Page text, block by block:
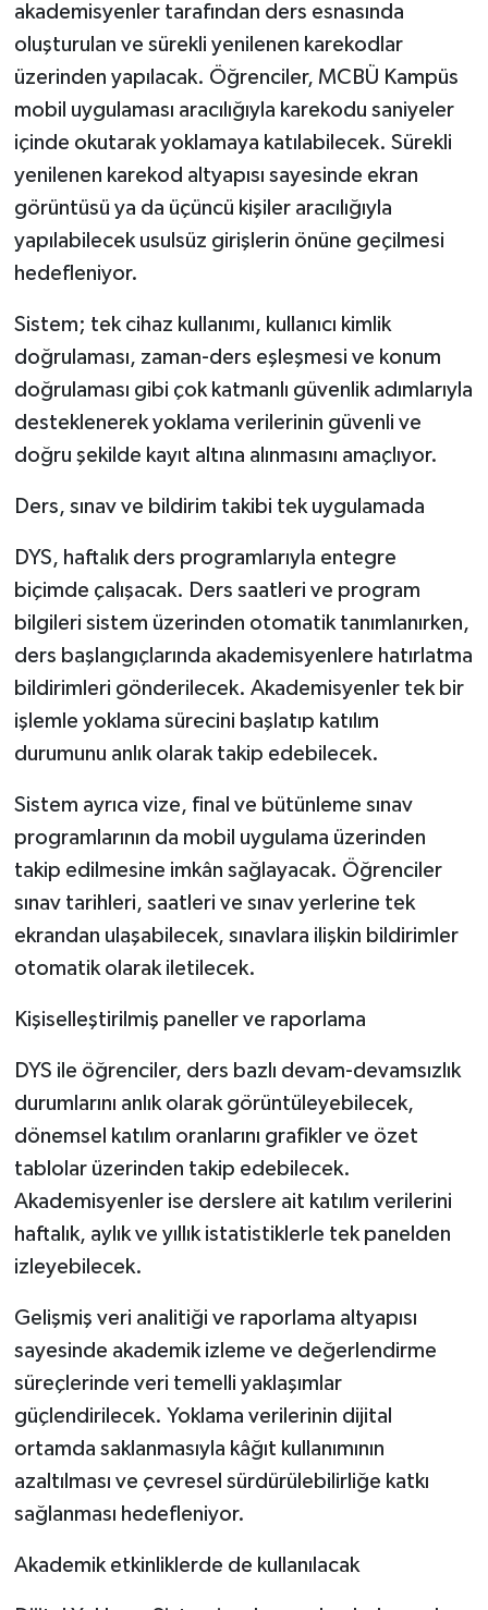
akademisyenler tarafından ders esnasında
oluşturulan ve sürekli yenilenen karekodlar
üzerinden yapılacak. Öğrenciler, MCBÜ Kampüs
mobil uygulaması aracılığıyla karekodu saniyeler
içinde okutarak yoklamaya katılabilecek. Sürekli
yenilenen karekod altyapısı sayesinde ekran
görüntüsü ya da üçüncü kişiler aracılığıyla
yapılabilecek usulsüz girişlerin önüne geçilmesi
hedefleniyor.
Sistem; tek cihaz kullanımı, kullanıcı kimlik
doğrulaması, zaman-ders eşleşmesi ve konum
doğrulaması gibi çok katmanlı güvenlik adımlarıyla
desteklenerek yoklama verilerinin güvenli ve
doğru şekilde kayıt altına alınmasını amaçlıyor.
Ders, sınav ve bildirim takibi tek uygulamada
DYS, haftalık ders programlarıyla entegre
biçimde çalışacak. Ders saatleri ve program
bilgileri sistem üzerinden otomatik tanımlanırken,
ders başlangıçlarında akademisyenlere hatırlatma
bildirimleri gönderilecek. Akademisyenler tek bir
işlemle yoklama sürecini başlatıp katılım
durumunu anlık olarak takip edebilecek.
Sistem ayrıca vize, final ve bütünleme sınav
programlarının da mobil uygulama üzerinden
takip edilmesine imkân sağlayacak. Öğrenciler
sınav tarihleri, saatleri ve sınav yerlerine tek
ekrandan ulaşabilecek, sınavlara ilişkin bildirimler
otomatik olarak iletilecek.
Kişiselleştirilmiş paneller ve raporlama
DYS ile öğrenciler, ders bazlı devam-devamsızlık
durumlarını anlık olarak görüntüleyebilecek,
dönemsel katılım oranlarını grafikler ve özet
tablolar üzerinden takip edebilecek.
Akademisyenler ise derslere ait katılım verilerini
haftalık, aylık ve yıllık istatistiklerle tek panelden
izleyebilecek.
Gelişmiş veri analitiği ve raporlama altyapısı
sayesinde akademik izleme ve değerlendirme
süreçlerinde veri temelli yaklaşımlar
güçlendirilecek. Yoklama verilerinin dijital
ortamda saklanmasıyla kâğıt kullanımının
azaltılması ve çevresel sürdürülebilirliğe katkı
sağlanması hedefleniyor.
Akademik etkinliklerde de kullanılacak